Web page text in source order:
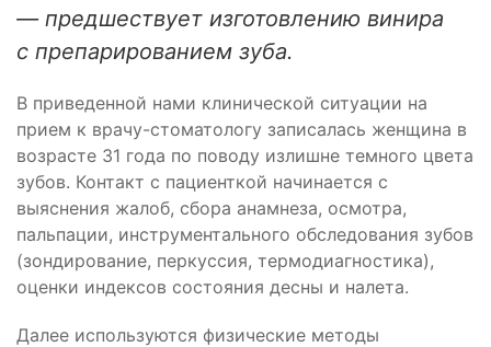
— предшествует изготовлению винира
с препарированием зуба.
В приведенной нами клинической ситуации на
прием к врачу-стоматологу записалась женщина в
возрасте 31 года по поводу излишне темного цвета
зубов. Контакт с пациенткой начинается с
выяснения жалоб, сбора анамнеза, осмотра,
пальпации, инструментального обследования зубов
(зондирование, перкуссия, термодиагностика),
оценки индексов состояния десны и налета.
Далее используются физические методы